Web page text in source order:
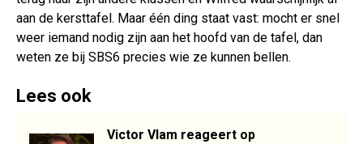
aan de kersttafel. Maar één ding staat vast: mocht er snel
weer iemand nodig zijn aan het hoofd van de tafel, dan
weten ze bij SBS6 precies wie ze kunnen bellen.
Lees ook
Victor Vlam reageert op